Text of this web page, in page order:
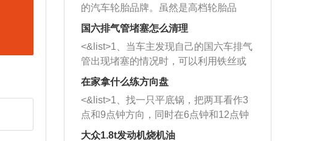
的汽车轮胎品牌。虽然是高档轮胎品
牌，但是中高低端的轮胎都有生产，这
也是为了更好的开拓市场。
国六排气管堵塞怎么清理
<&list>1、当车主发现自己的国六车排气
管出现堵塞的情况时，可以利用铁丝或
者是细棍，直接将杂物给取出来，如果
堵塞情况比较严重，也可以采取应急措
施。 <&list>2、直接利用木棍将所有的
杂物推到排气管里面的位置处，然后将
三元催化器拆解开，就可以将堵塞的东
在家拿什么练方向盘
<&list>1、找一只平底锅，把两耳看作3
点和9点钟方向，同时在6点钟和12点钟
方向做一个标记。 <&list>2、双手握住
大众1.8t发动机烧机油